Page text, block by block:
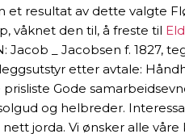
et resultat av dette valgte
våknet den til, å freste til
_ Jacobsen f. 1827,
etter avtale:
Gode
og helbreder.
jorda. Vi ønsker alle